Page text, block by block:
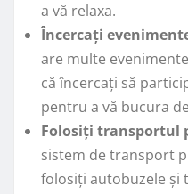
a vă relaxa.
Încercați
are multe
că încercați să
pentru a vă bucura
Folosiți transportul
sistem de transport
folosiți autobuzele și